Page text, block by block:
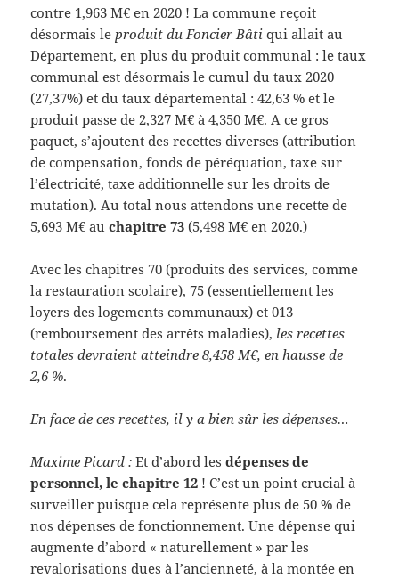
contre 1,963 M€ en 2020 ! La commune reçoit
désormais le produit du Foncier Bâti qui allait au
Département, en plus du produit communal : le taux
communal est désormais le cumul du taux 2020
(27,37%) et du taux départemental : 42,63 % et le
produit passe de 2,327 M€ à 4,350 M€. A ce gros
paquet, s’ajoutent des recettes diverses (attribution
de compensation, fonds de péréquation, taxe sur
l’électricité, taxe additionnelle sur les droits de
mutation). Au total nous attendons une recette de
5,693 M€ auchapitre 73(5,498 M€ en 2020.)
Avec les chapitres 70 (produits des services, comme
la restauration scolaire), 75 (essentiellement les
loyers des logements communaux) et 013
(remboursement des arrêts maladies), les recettes
totales devraient atteindre 8,458 M€, en hausse de
2,6 %.
En face de ces recettes, il y a bien sûr les dépenses…
Maxime Picard :Et d’abord lesdépenses de
personnel, le chapitre 12 ! C’est un point crucial à
surveiller puisque cela représente plus de 50 % de
nos dépenses de fonctionnement. Une dépense qui
augmente d’abord « naturellement » par les
revalorisations dues à l’ancienneté, à la montée en